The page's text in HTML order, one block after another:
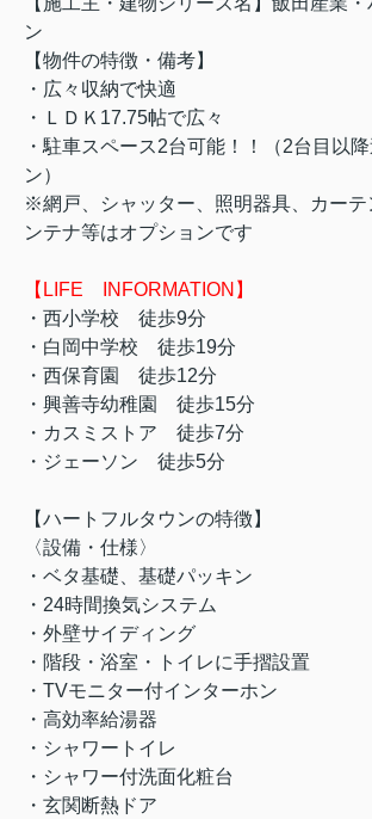
ン
【物件の特徴・備考】
・広々収納で快適
・ＬＤＫ17.75帖で広々
・駐車スペース2台可能！！（2台目以
ン）
※網戸、シャッター、照明器具、カーテ
ンテナ等はオプションです
【LIFE INFORMATION】
・西小学校 徒歩9分
・白岡中学校 徒歩19分
・西保育園 徒歩12分
・興善寺幼稚園 徒歩15分
・カスミストア 徒歩7分
・ジェーソン 徒歩5分
【ハートフルタウンの特徴】
〈設備・仕様〉
・ベタ基礎、基礎パッキン
・24時間換気システム
・外壁サイディング
・階段・浴室・トイレに手摺設置
・TVモニター付インターホン
・高効率給湯器
・シャワートイレ
・シャワー付洗面化粧台
・玄関断熱ドア